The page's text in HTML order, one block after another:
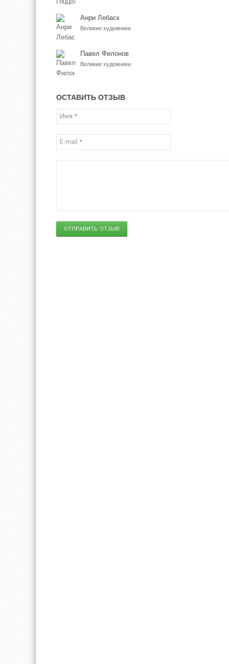
Анри Лебаск
Великие художники
Павел Филонов
Великие художники
ОСТАВИТЬ ОТЗЫВ
ОТПРАВИТЬ ОТЗЫВ